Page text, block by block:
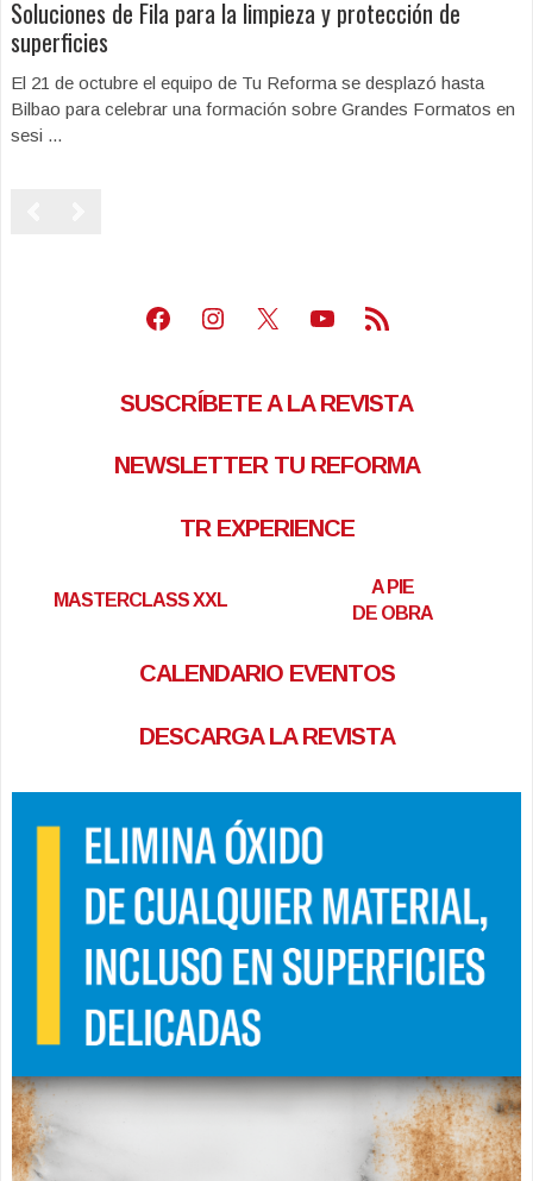
Soluciones de Fila para la limpieza y protección de
superficies
El 21 de octubre el equipo de Tu Reforma se desplazó hasta
Bilbao para celebrar una formación sobre Grandes Formatos en
sesi ...
Facebook
Instagram
X Youtube
Feed RSS
SUSCRÍBETE A LA REVISTA
NEWSLETTER TU REFORMA
TR EXPERIENCE
MASTERCLASS XXL
A PIE
DE OBRA
CALENDARIO EVENTOS
DESCARGA LA REVISTA